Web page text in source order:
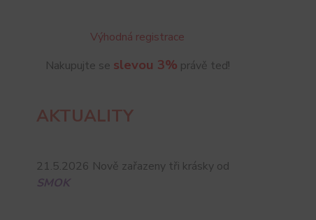
Výhodná registrace
Nakupujte se slevou 3% právě teď!
AKTUALITY
21.5.2026 Nově zařazeny tři krásky od
SMOK